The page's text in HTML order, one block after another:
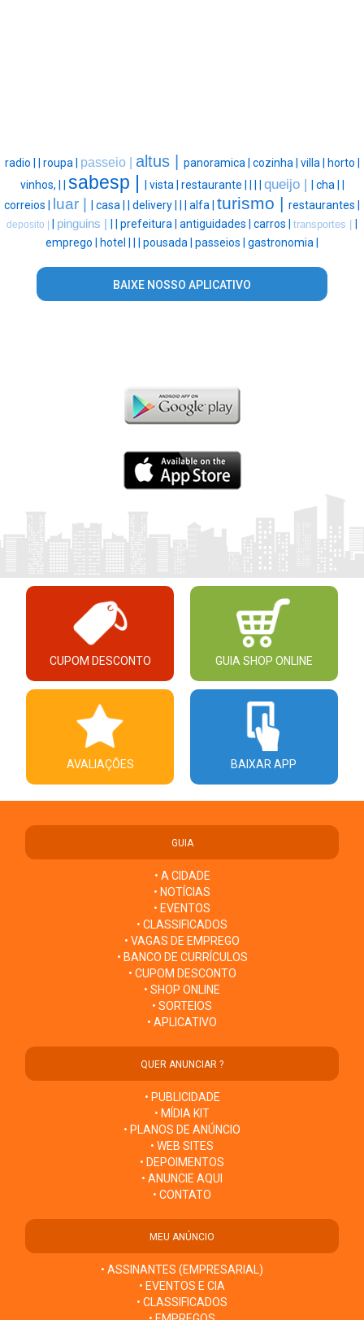
radio | | roupa | passeio | altus | panoramica | cozinha | villa | horto |
vinhos, | | sabesp | | vista | restaurante | | | | queijo | | cha | |
correios | luar | | casa | | delivery | | | alfa | turismo | restaurantes |
deposito | | pinguins | | | prefeitura | antiguidades | carros | transportes | |
emprego | hotel | | | pousada | passeios | gastronomia |
BAIXE NOSSO APLICATIVO
CUPOM DESCONTO GUIA SHOP ONLINE
AVALIAÇÕES BAIXAR APP
GUIA
• A CIDADE
• NOTÍCIAS
• EVENTOS
• CLASSIFICADOS
• VAGAS DE EMPREGO
• BANCO DE CURRÍCULOS
• CUPOM DESCONTO
• SHOP ONLINE
• SORTEIOS
• APLICATIVO
QUER ANUNCIAR ?
• PUBLICIDADE
• MÍDIA KIT
• PLANOS DE ANÚNCIO
• WEB SITES
• DEPOIMENTOS
• ANUNCIE AQUI
• CONTATO
MEU ANÚNCIO
• ASSINANTES (EMPRESARIAL)
• EVENTOS E CIA
• CLASSIFICADOS